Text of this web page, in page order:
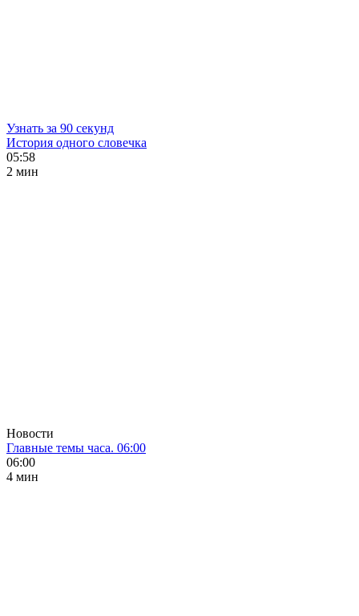
Узнать за 90 секунд
История одного словечка
05:58
2 мин
Новости
Главные темы часа. 06:00
06:00
4 мин